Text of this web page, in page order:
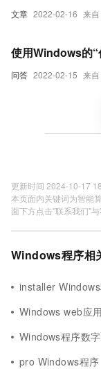
文章 2022-02-16 来
问答 2022-02-15 来
使用Windows的“
更新时间 2024-10-17
本页面内关键词为智能
面下方点击"联系我们"与
Windows程序相
installer
Windows web应
Windows程序数
pro Windows程序